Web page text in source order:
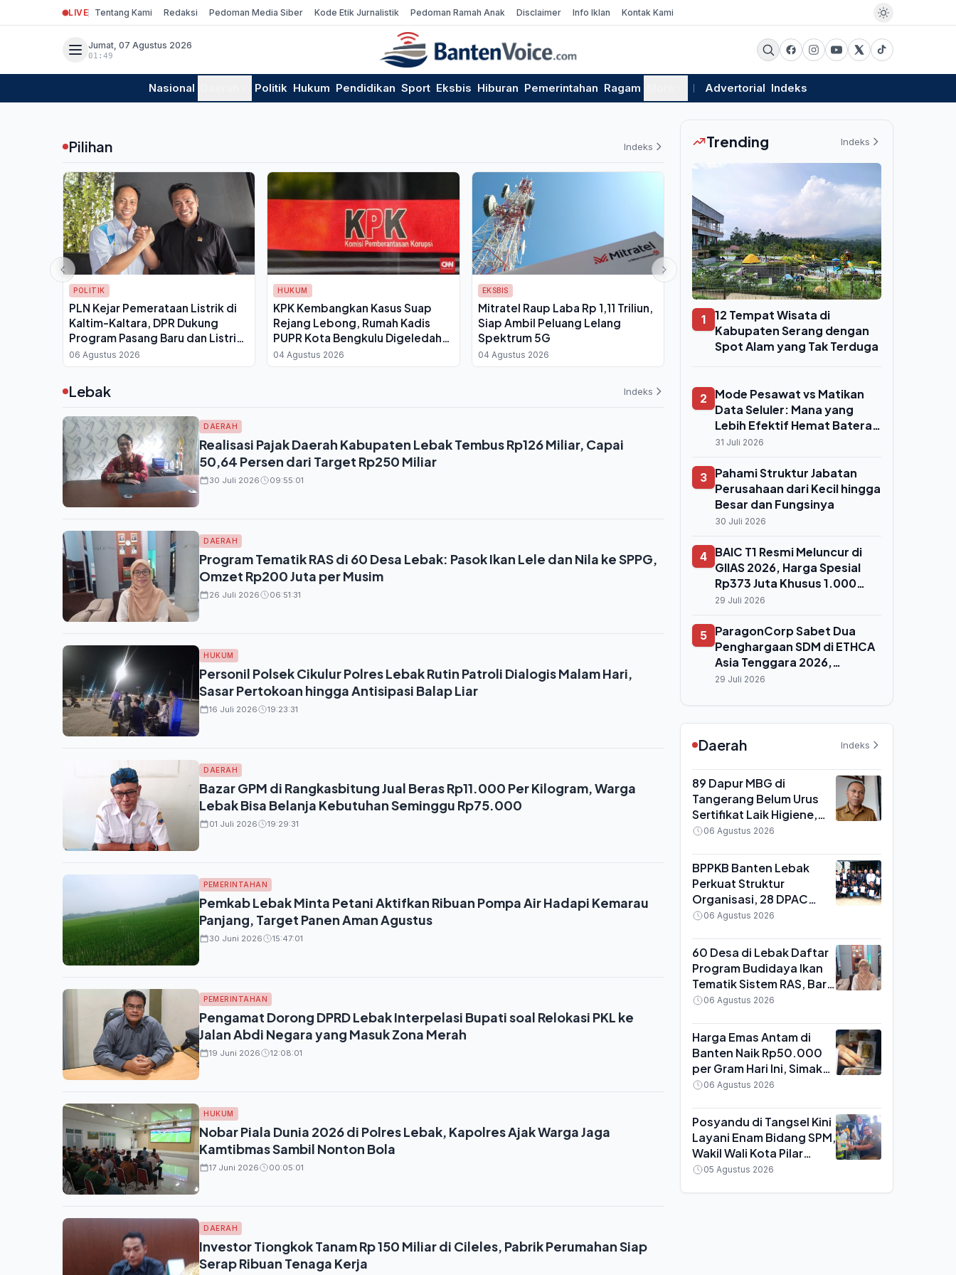
LIVE Tentang Kami Redaksi Pedoman Media Siber Kode Etik Jurnalistik Pedoman Ramah Anak Disclaimer Info Iklan Kontak Kami
Jumat, 07 Agustus 2026
01:49
Nasional Politik Hukum Pendidikan Sport Eksbis Hiburan Pemerintahan Ragam Advertorial Indeks
Pilihan Indeks
POLITIK
PLN Kejar Pemerataan Listrik di
Kaltim-Kaltara, DPR Dukung
Program Pasang Baru dan Listrik
Desa
06 Agustus 2026
HUKUM
KPK Kembangkan Kasus Suap
Rejang Lebong, Rumah Kadis
PUPR Kota Bengkulu Digeledah
dan Disita Rp 4 Miliar
04 Agustus 2026
EKSBIS
Mitratel Raup Laba Rp 1,11 Triliun,
Siap Ambil Peluang Lelang
Spektrum 5G
04 Agustus 2026
EKSBIS
PLN Buka Promo HCS Ultima di
GIIAS 2026, Cashback Voucher
Listrik Capai Rp1,3 Juta
03 Agustus 2026
Lebak Indeks
DAERAH
Realisasi Pajak Daerah Kabupaten Lebak Tembus Rp126 Miliar, Capai
50,64 Persen dari Target Rp250 Miliar
30 Juli 2026 09:55:01
DAERAH
Program Tematik RAS di 60 Desa Lebak: Pasok Ikan Lele dan Nila ke SPPG,
Omzet Rp200 Juta per Musim
26 Juli 2026 06:51:31
HUKUM
Personil Polsek Cikulur Polres Lebak Rutin Patroli Dialogis Malam Hari,
Sasar Pertokoan hingga Antisipasi Balap Liar
16 Juli 2026 19:23:31
DAERAH
Bazar GPM di Rangkasbitung Jual Beras Rp11.000 Per Kilogram, Warga
Lebak Bisa Belanja Kebutuhan Seminggu Rp75.000
01 Juli 2026 19:29:31
PEMERINTAHAN
Pemkab Lebak Minta Petani Aktifkan Ribuan Pompa Air Hadapi Kemarau
Panjang, Target Panen Aman Agustus
30 Juni 2026 15:47:01
PEMERINTAHAN
Pengamat Dorong DPRD Lebak Interpelasi Bupati soal Relokasi PKL ke
Jalan Abdi Negara yang Masuk Zona Merah
19 Juni 2026 12:08:01
HUKUM
Nobar Piala Dunia 2026 di Polres Lebak, Kapolres Ajak Warga Jaga
Kamtibmas Sambil Nonton Bola
17 Juni 2026 00:05:01
DAERAH
Investor Tiongkok Tanam Rp 150 Miliar di Cileles, Pabrik Perumahan Siap
Serap Ribuan Tenaga Kerja
Trending Indeks
1
12 Tempat Wisata di
Kabupaten Serang dengan
Spot Alam yang Tak Terduga
2
Mode Pesawat vs Matikan
Data Seluler: Mana yang
Lebih Efektif Hemat Baterai
HP?
31 Juli 2026
3 Pahami Struktur Jabatan
Perusahaan dari Kecil hingga
Besar dan Fungsinya
30 Juli 2026
4 BAIC T1 Resmi Meluncur di
GIIAS 2026, Harga Spesial
Rp373 Juta Khusus 1.000
Konsumen Perdana
29 Juli 2026
5 ParagonCorp Sabet Dua
Penghargaan SDM di ETHCA
Asia Tenggara 2026,
Program 'Paragonian
29 Juli 2026
Daerah Indeks
89 Dapur MBG di
Tangerang Belum Urus
Sertifikat Laik Higiene,
BGN Ancam Tutup
06 Agustus 2026
BPPKB Banten Lebak
Perkuat Struktur
Organisasi, 28 DPAC
Terima SK dari Ketua DPC
06 Agustus 2026
60 Desa di Lebak Daftar
Program Budidaya Ikan
Tematik Sistem RAS, Baru
Separuh yang Lolos
06 Agustus 2026
Harga Emas Antam di
Banten Naik Rp50.000
per Gram Hari Ini, Simak
Rincian Buyback dan
06 Agustus 2026
Posyandu di Tangsel Kini
Layani Enam Bidang SPM,
Wakil Wali Kota Pilar
Saga: Bukan Sekadar
05 Agustus 2026